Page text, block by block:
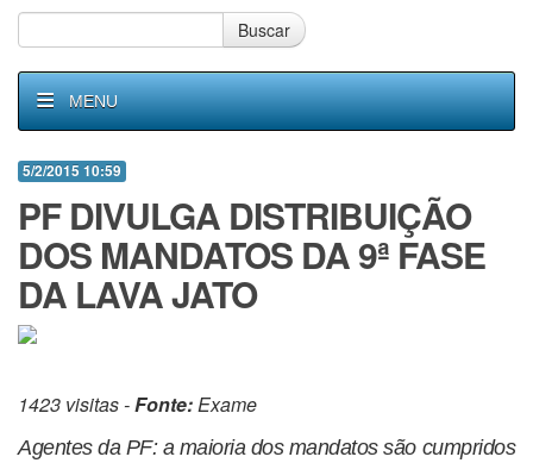
Buscar
MENU
5/2/2015 10:59
PF DIVULGA DISTRIBUIÇÃO
DOS MANDATOS DA 9ª FASE
DA LAVA JATO
1423 visitas -Fonte:Exame
Agentes da PF: a maioria dos mandatos são cumpridos